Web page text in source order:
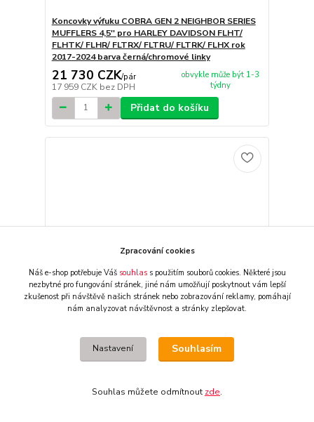
Koncovky výfuku COBRA GEN 2 NEIGHBOR SERIES
MUFFLERS 4,5'' pro HARLEY DAVIDSON FLHT/
FLHTK/ FLHR/ FLTRX/ FLTRU/ FLTRK/ FLHX rok
2017-2024 barva černá/chromové linky
21 730 CZK/pár
17 959 CZK bez DPH
obvykle může být 1-3
týdny
Přidat do košíku
Kompletní vyfuk Cobra Speedster Slash-Downs
Zpracování cookies
Náš e-shop potřebuje Váš souhlass použitím souborů cookies. Některé jsou
nezbytné pro fungování stránek, jiné nám umožňují poskytnout vám lepší
zkušenost při návštěvě našich stránek nebo zobrazování reklamy, pomáhají
nám analyzovat návštěvnost a stránky zlepšovat.
Nastavení Souhlasím
Souhlas můžete odmítnout zde.